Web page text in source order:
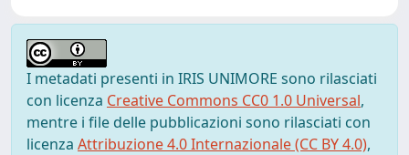
I metadati presenti in IRIS UNIMORE sono rilasciati
con licenza Creative Commons CC0 1.0 Universal,
mentre i file delle pubblicazioni sono rilasciati con
licenza Attribuzione 4.0 Internazionale (CC BY 4.0),